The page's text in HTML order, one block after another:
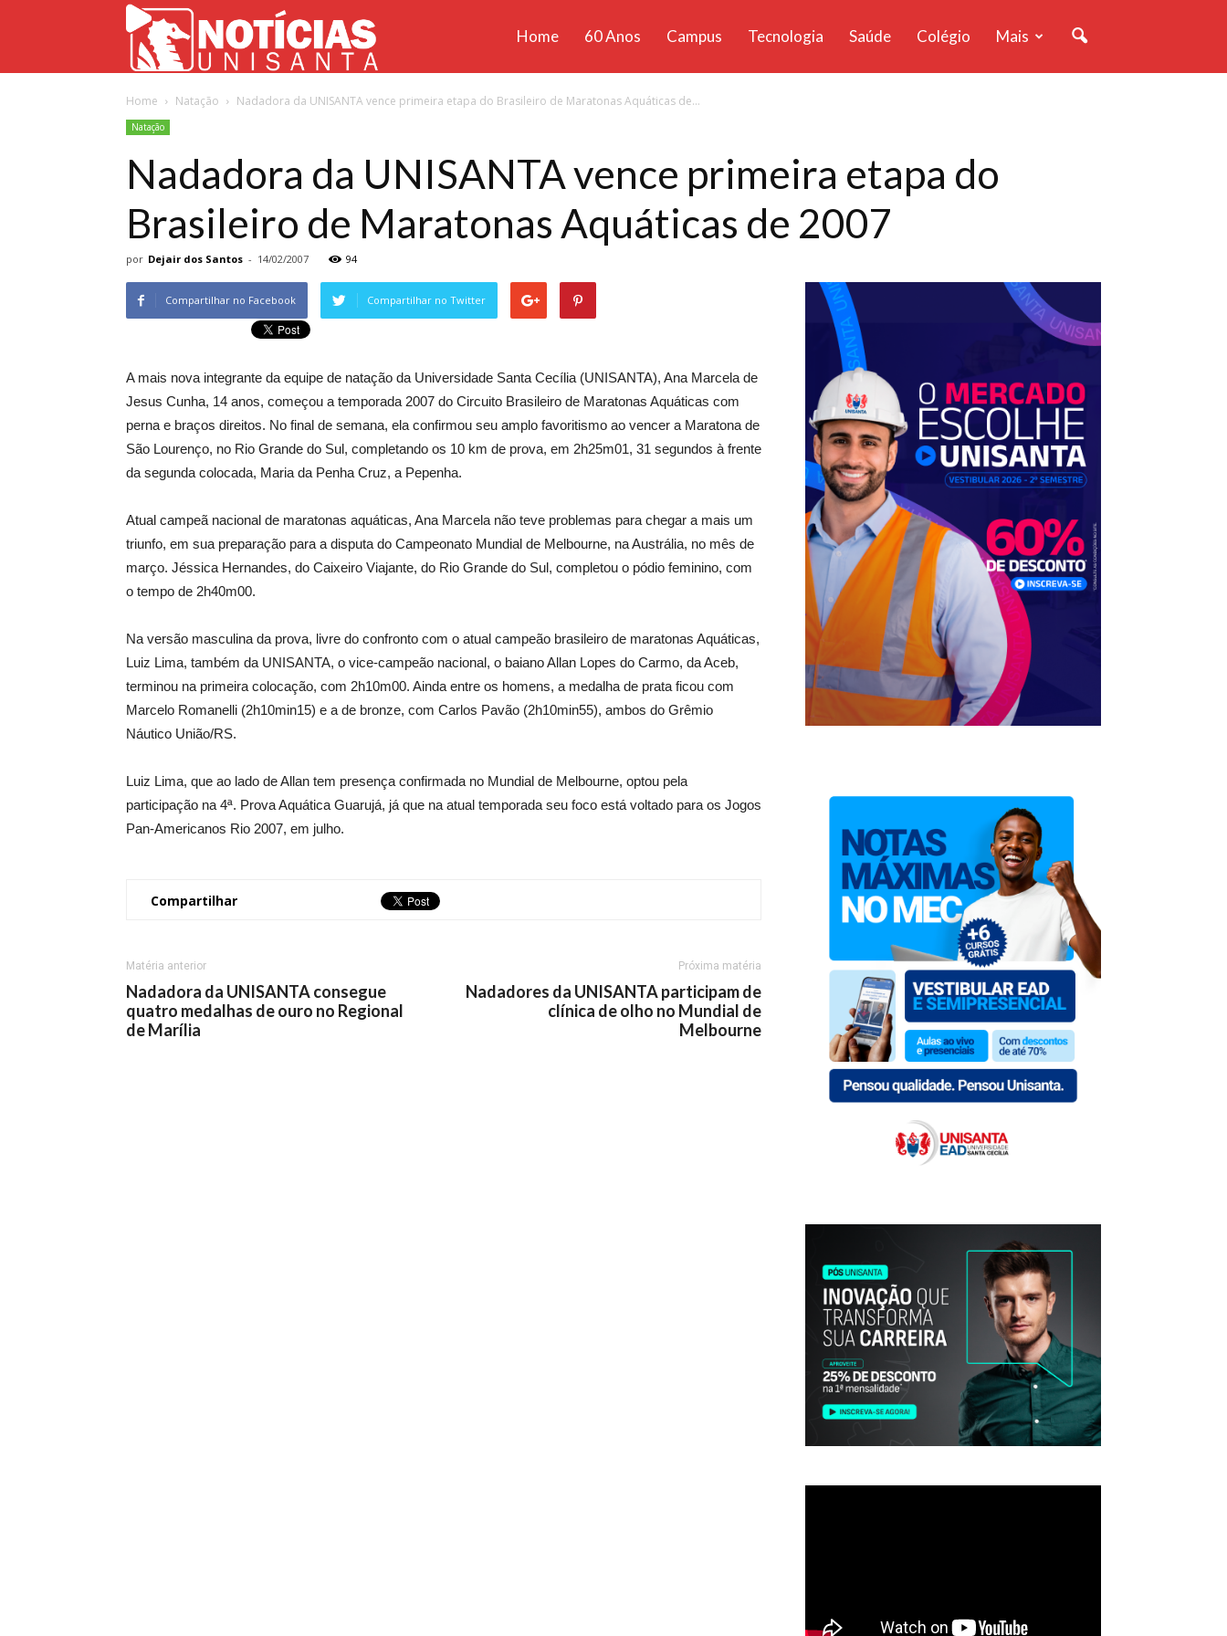
Unisanta
Home 60 Anos Campus Tecnologia Saúde Colégio Mais
Home Natação Nadadora da UNISANTA vence primeira etapa do Brasileiro de Maratonas Aquáticas de...
Natação
Nadadora da UNISANTA vence primeira etapa do
Brasileiro de Maratonas Aquáticas de 2007
por Dejair dos Santos - 14/02/2007 94
Compartilhar no Facebook Compartilhar no Twitter
A mais nova integrante da equipe de natação da Universidade Santa Cecília (UNISANTA), Ana Marcela de
Jesus Cunha, 14 anos, começou a temporada 2007 do Circuito Brasileiro de Maratonas Aquáticas com
perna e braços direitos. No final de semana, ela confirmou seu amplo favoritismo ao vencer a Maratona de
São Lourenço, no Rio Grande do Sul, completando os 10 km de prova, em 2h25m01, 31 segundos à frente
da segunda colocada, Maria da Penha Cruz, a Pepenha.
Atual campeã nacional de maratonas aquáticas, Ana Marcela não teve problemas para chegar a mais um
triunfo, em sua preparação para a disputa do Campeonato Mundial de Melbourne, na Austrália, no mês de
março. Jéssica Hernandes, do Caixeiro Viajante, do Rio Grande do Sul, completou o pódio feminino, com
o tempo de 2h40m00.
Na versão masculina da prova, livre do confronto com o atual campeão brasileiro de maratonas Aquáticas,
Luiz Lima, também da UNISANTA, o vice-campeão nacional, o baiano Allan Lopes do Carmo, da Aceb,
terminou na primeira colocação, com 2h10m00. Ainda entre os homens, a medalha de prata ficou com
Marcelo Romanelli (2h10min15) e a de bronze, com Carlos Pavão (2h10min55), ambos do Grêmio
Náutico União/RS.
Luiz Lima, que ao lado de Allan tem presença confirmada no Mundial de Melbourne, optou pela
participação na 4ª. Prova Aquática Guarujá, já que na atual temporada seu foco está voltado para os Jogos
Pan-Americanos Rio 2007, em julho.
Compartilhar
Matéria anterior
Nadadora da UNISANTA consegue
quatro medalhas de ouro no Regional
de Marília
Próxima matéria
Nadadores da UNISANTA participam de
clínica de olho no Mundial de
Melbourne